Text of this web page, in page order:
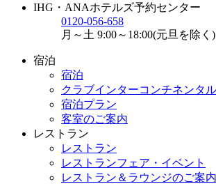
IHG・ANAホテルズ予約センター
0120-056-658
月～土 9:00～18:00(元旦を除く)
宿泊
宿泊
クラブインターコンチネンタル
宿泊プラン
客室のご案内
レストラン
レストラン
レストランフェア・イベント
レストラン＆ラウンジのご案内